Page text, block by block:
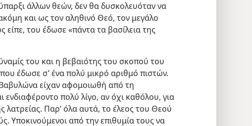
άλλων θεών, δεν θα δυσκολευόταν να
και ως τον αληθινό Θεό, τον μεγάλο
είπε, του έδωσε «πάντα τα βασίλεια της
του και η βεβαιότης του σκοπού του
έδωσε σ’ ένα πολύ μικρό αριθμό πιστών.
Βαβυλώνα είχαν αφομοιωθή από τη
πολύ λίγο, αν όχι καθόλου, για
λατρείας. Παρ’ όλα αυτά, το έλεος του Θεού
Υποκινούμενοι από την επιθυμία τους να